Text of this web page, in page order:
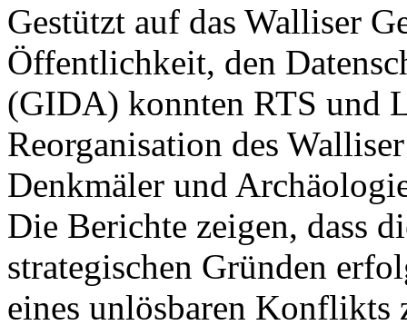
Gestützt auf das Walliser
Öffentlichkeit, den
(GIDA) konnten RTS und
Reorganisation des
Denkmäler und
Die Berichte zeigen, dass
strategischen Gründen
eines unlösbaren Konflikts